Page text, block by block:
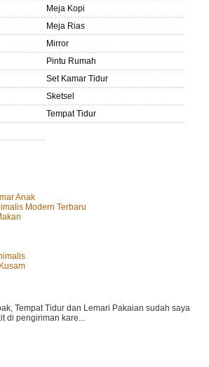
Meja Kopi
Meja Rias
Mirror
Pintu Rumah
Set Kamar Tidur
Sketsel
Tempat Tidur
Anak
Modern Terbaru
Tempat Tidur dan Lemari Pakaian sudah saya
di pengiriman kare...